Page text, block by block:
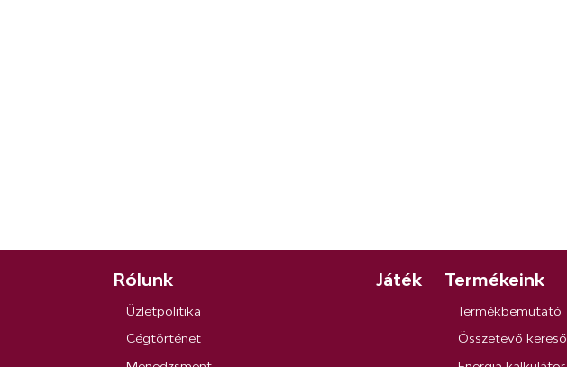
Rólunk
Üzletpolitika
Cégtörténet
Játék Termékeink
Termékbemutató
Összetevő kereső